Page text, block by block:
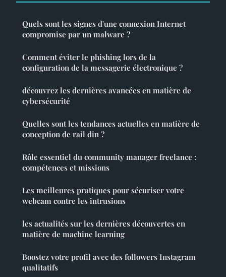
Quels sont les signes d'une connexion Internet
compromise par un malware ?
Comment éviter le phishing lors de la
configuration de la messagerie électronique ?
découvrez les dernières avancées en matière de
cybersécurité
Quelles sont les tendances actuelles en matière de
conception de rail din ?
Rôle essentiel du community manager freelance :
compétences et missions
Les meilleures pratiques pour sécuriser votre
webcam contre les intrusions
les actualités sur les dernières découvertes en
matière de machine learning
Boostez votre profil avec des followers Instagram
qualitatifs